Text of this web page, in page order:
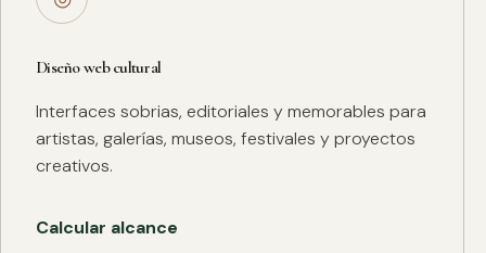
Diseño web cultural
Interfaces sobrias, editoriales y memorables para
artistas, galerías, museos, festivales y proyectos
creativos.
Calcular alcance